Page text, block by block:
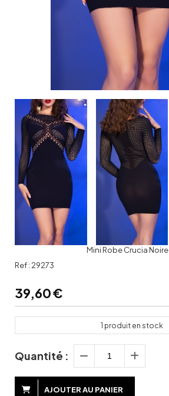
Mini Robe Crucia Noire
Ref : 29273
39,60€
1 produit en stock
Quantité :
AJOUTER AU PANIER